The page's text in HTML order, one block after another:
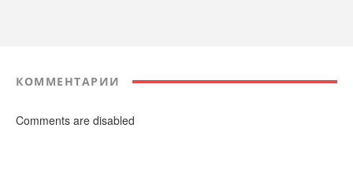
КОММЕНТАРИИ
Comments are disabled